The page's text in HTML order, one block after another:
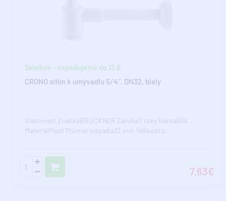
Skladom - expedujeme do 13.8.
CRONO sifón k umývadlu 5/4", DN32, biely
Vlastnosti ZnačkaBRUCKNER Záruka2 roky BarvaBílá
MateriálPlast Průměr odpadu32 mm Velikost z..
7,63€